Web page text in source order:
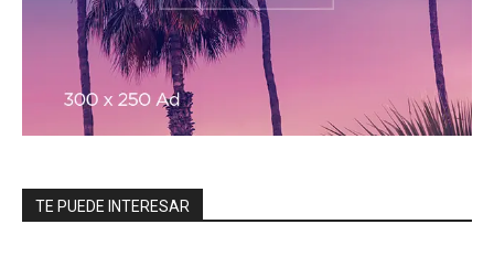
TE PUEDE INTERESAR